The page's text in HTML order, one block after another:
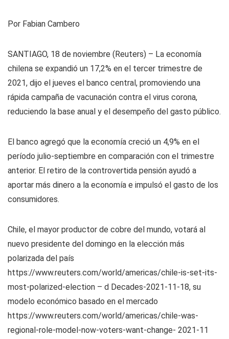
Por Fabian Cambero
SANTIAGO, 18 de noviembre (Reuters) – La economía
chilena se expandió un 17,2% en el tercer trimestre de
2021, dijo el jueves el banco central, promoviendo una
rápida campaña de vacunación contra el virus corona,
reduciendo la base anual y el desempeño del gasto público.
El banco agregó que la economía creció un 4,9% en el
período julio-septiembre en comparación con el trimestre
anterior. El retiro de la controvertida pensión ayudó a
aportar más dinero a la economía e impulsó el gasto de los
consumidores.
Chile, el mayor productor de cobre del mundo, votará al
nuevo presidente del domingo en la elección más
polarizada del país
https://www.reuters.com/world/americas/chile-is-set-its-
most-polarized-election – d Decades-2021-11-18, su
modelo económico basado en el mercado
https://www.reuters.com/world/americas/chile-was-
regional-role-model-now-voters-want-change- 2021-11